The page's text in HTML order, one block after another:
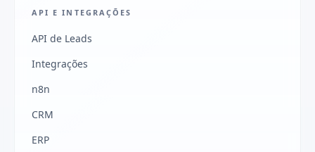
API E INTEGRAÇÕES
API de Leads
Integrações
n8n
CRM
ERP